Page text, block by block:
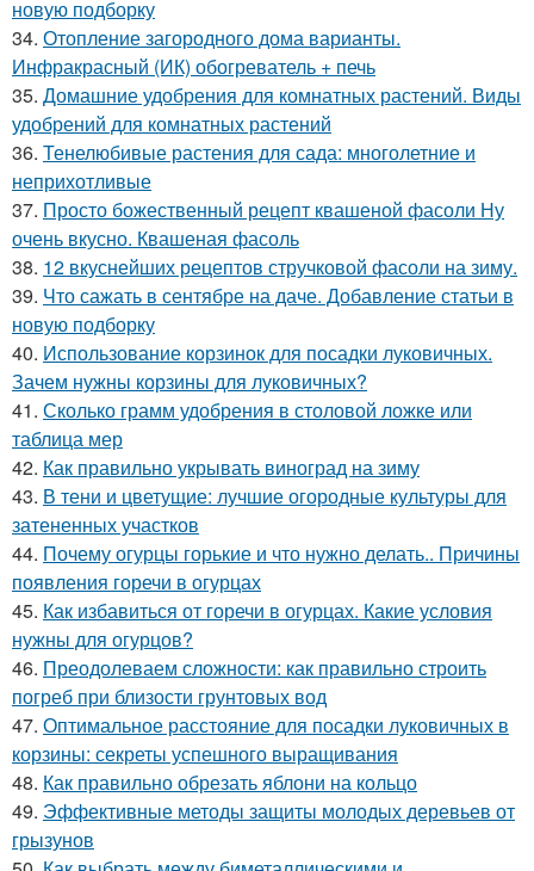
новую подборку
34. Отопление загородного дома варианты.
Инфракрасный (ИК) обогреватель + печь
35. Домашние удобрения для комнатных растений. Виды
удобрений для комнатных растений
36. Тенелюбивые растения для сада: многолетние и
неприхотливые
37. Просто божественный рецепт квашеной фасоли Ну
очень вкусно. Квашеная фасоль
38. 12 вкуснейших рецептов стручковой фасоли на зиму.
39. Что сажать в сентябре на даче. Добавление статьи в
новую подборку
40. Использование корзинок для посадки луковичных.
Зачем нужны корзины для луковичных?
41. Сколько грамм удобрения в столовой ложке или
таблица мер
42. Как правильно укрывать виноград на зиму
43. В тени и цветущие: лучшие огородные культуры для
затененных участков
44. Почему огурцы горькие и что нужно делать.. Причины
появления горечи в огурцах
45. Как избавиться от горечи в огурцах. Какие условия
нужны для огурцов?
46. Преодолеваем сложности: как правильно строить
погреб при близости грунтовых вод
47. Оптимальное расстояние для посадки луковичных в
корзины: секреты успешного выращивания
48. Как правильно обрезать яблони на кольцо
49. Эффективные методы защиты молодых деревьев от
грызунов